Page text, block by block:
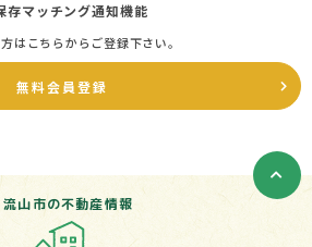
存マッチング通知機能
はこちらからご登録下さい。
無料会員登録
流山市の不動産情報